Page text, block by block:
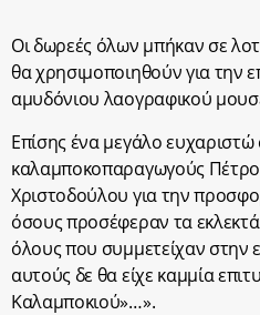
Οι δωρεές όλων μπήκαν σε
θα χρησιμοποιηθούν για την
αμυδόνιου λαογραφικού
Επίσης ένα μεγάλο ευχαριστώ
καλαμποκοπαραγωγούς Πέτρο
Χριστοδούλου για την
όσους προσέφεραν τα
όλους που συμμετείχαν στην
αυτούς δε θα είχε καμμία
Καλαμποκιού»…».